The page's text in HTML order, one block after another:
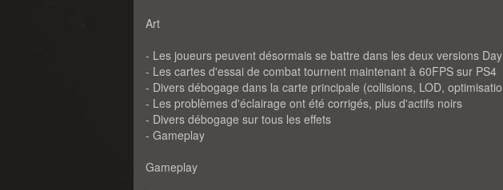
Art
- Les joueurs peuvent désormais se battre dans les deux versions
- Les cartes d'essai de combat tournent maintenant à 60FPS sur PS4
- Divers débogage dans la carte principale (collisions, LOD,
- Les problèmes d'éclairage ont été corrigés, plus d'actifs noirs
- Divers débogage sur tous les effets
- Gameplay
Gameplay